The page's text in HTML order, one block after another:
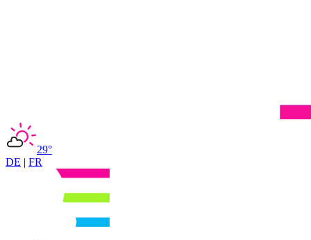
29°
DE | FR